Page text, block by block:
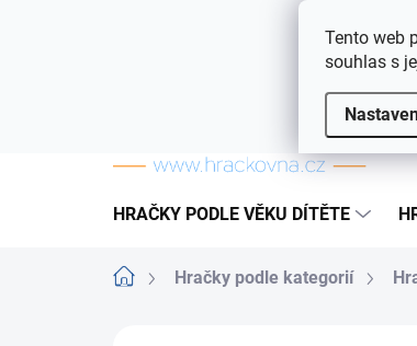
Tento web
souhlas s
Často kladené
HRAČKY PODLE VĚKU DÍTĚTE
DomůHračky podle kategorií